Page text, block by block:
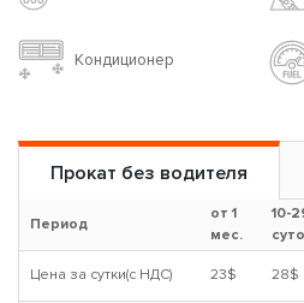
Кондиционер
Прокат без водителя
Период
от 1
мес.
10-
Цена за сутки(с НДС) 23$ 28$